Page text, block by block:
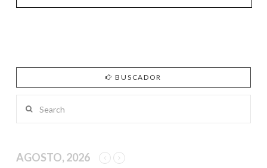
BUSCADOR
AGOSTO, 2026